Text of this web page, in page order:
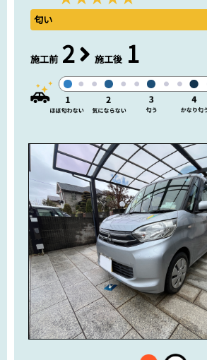
匂い
施工前 2 施工後 1